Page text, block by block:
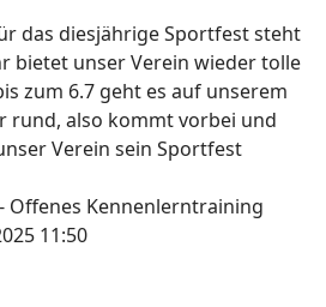
das diesjährige Sportfest steht
bietet unser Verein wieder tolle
zum 6.7 geht es auf unserem
rund, also kommt vorbei und
Verein sein Sportfest
Offenes Kennenlerntraining
11:50